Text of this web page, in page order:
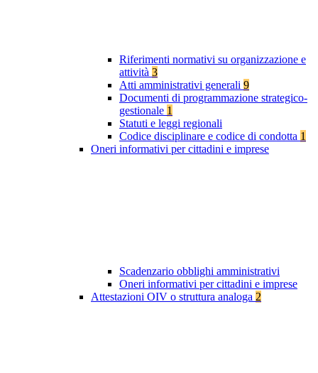
Riferimenti normativi su organizzazione e
attività 3
Atti amministrativi generali 9
Documenti di programmazione strategico-
gestionale 1
Statuti e leggi regionali
Codice disciplinare e codice di condotta 1
Oneri informativi per cittadini e imprese
Scadenzario obblighi amministrativi
Oneri informativi per cittadini e imprese
Attestazioni OIV o struttura analoga 2